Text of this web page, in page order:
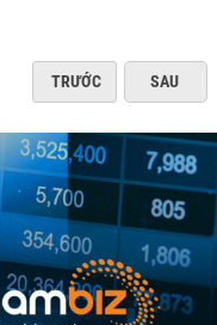
TRƯỚC SAU